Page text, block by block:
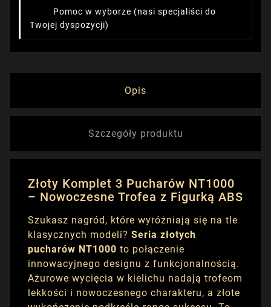
Pomoc w wyborze (nasi specjaliści do
Twojej dyspozycji)
Opis
Szczegóły produktu
Złoty Komplet 3 Pucharów NT1000
– Nowoczesne Trofea z Figurką ABS
Szukasz nagród, które wyróżniają się na tle
klasycznych modeli? Seria złotych
pucharów NT1000 to połączenie
innowacyjnego designu z funkcjonalnością.
Ażurowe wycięcia w kielichu nadają trofeom
lekkości i nowoczesnego charakteru, a złote